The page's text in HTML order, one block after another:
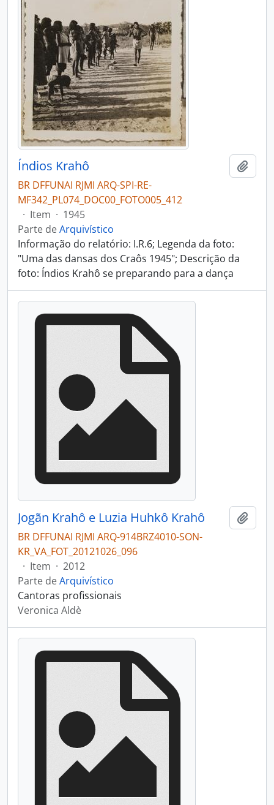
Índios Krahô
BR DFFUNAI RJMI ARQ-SPI-RE-
MF342_PL074_DOC00_FOTO005_412
· Item · 1945
Parte deArquivístico
Informação do relatório: I.R.6; Legenda da foto:
"Uma das dansas dos Craôs 1945"; Descrição da
foto: Índios Krahô se preparando para a dança
Jogãn Krahô e Luzia Huhkô Krahô
BR DFFUNAI RJMI ARQ-914BRZ4010-SON-
KR_VA_FOT_20121026_096
· Item · 2012
Parte deArquivístico
Cantoras profissionais
Veronica Aldè